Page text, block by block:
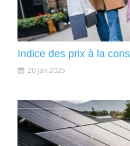
Indice des prix à la
20 Jan 2025